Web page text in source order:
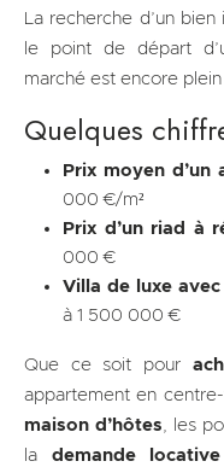
La recherche d’un
le point de départ
marché est encore plein
Quelques
Prix moyen d’un
000 €/m²
Prix d’un riad à
000 €
Villa de luxe
à 1 500 000 €
Que ce soit pour
appartement en
maison d’hôtes, les
la demande